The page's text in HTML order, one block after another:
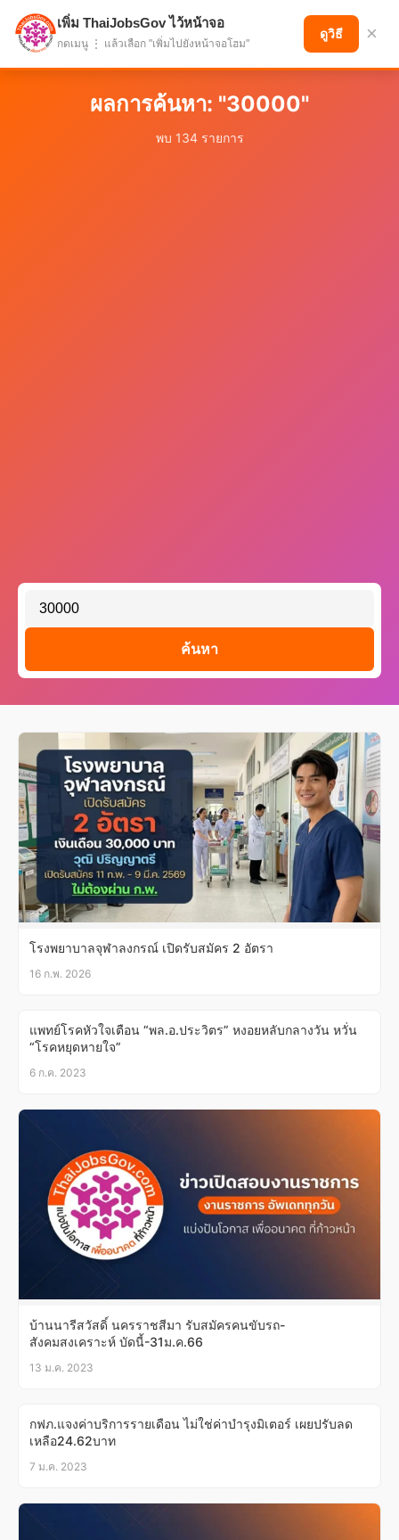
แบ่งปันโอกาส เพื่ออนาคตที่ก้าวหน้า
ผลการค้นหา: "30000"
พบ 134 รายการ
ค้นหา
โรงพยาบาลจุฬาลงกรณ์ เปิดรับสมัคร 2 อัตรา
16 ก.พ. 2026
แพทย์โรคหัวใจเตือน “พล.อ.ประวิตร” หงอยหลับกลางวัน หวั่น
“โรคหยุดหายใจ”
6 ก.ค. 2023
บ้านนารีสวัสดิ์ นครราชสีมา รับสมัครคนขับรถ-
สังคมสงเคราะห์ บัดนี้-31ม.ค.66
13 ม.ค. 2023
กฟภ.แจงค่าบริการรายเดือน ไม่ใช่ค่าบำรุงมิเตอร์ เผยปรับลด
เหลือ24.62บาท
7 ม.ค. 2023
เพิ่ม ThaiJobsGov ไว้หน้าจอ
กดเมนู ⋮ แล้วเลือก "เพิ่มไปยังหน้าจอโฮม"
ดูวิธี ×